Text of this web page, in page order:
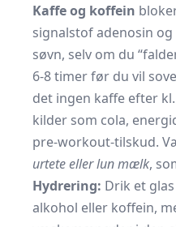
Kaffe og koffein
signalstof adenosin
søvn, selv om du
6-8 timer før du vil
det ingen kaffe efter
kilder som cola,
pre-workout-tilskud.
urtete eller lun mælk,
Hydrering: Drik et
alkohol eller koffein,